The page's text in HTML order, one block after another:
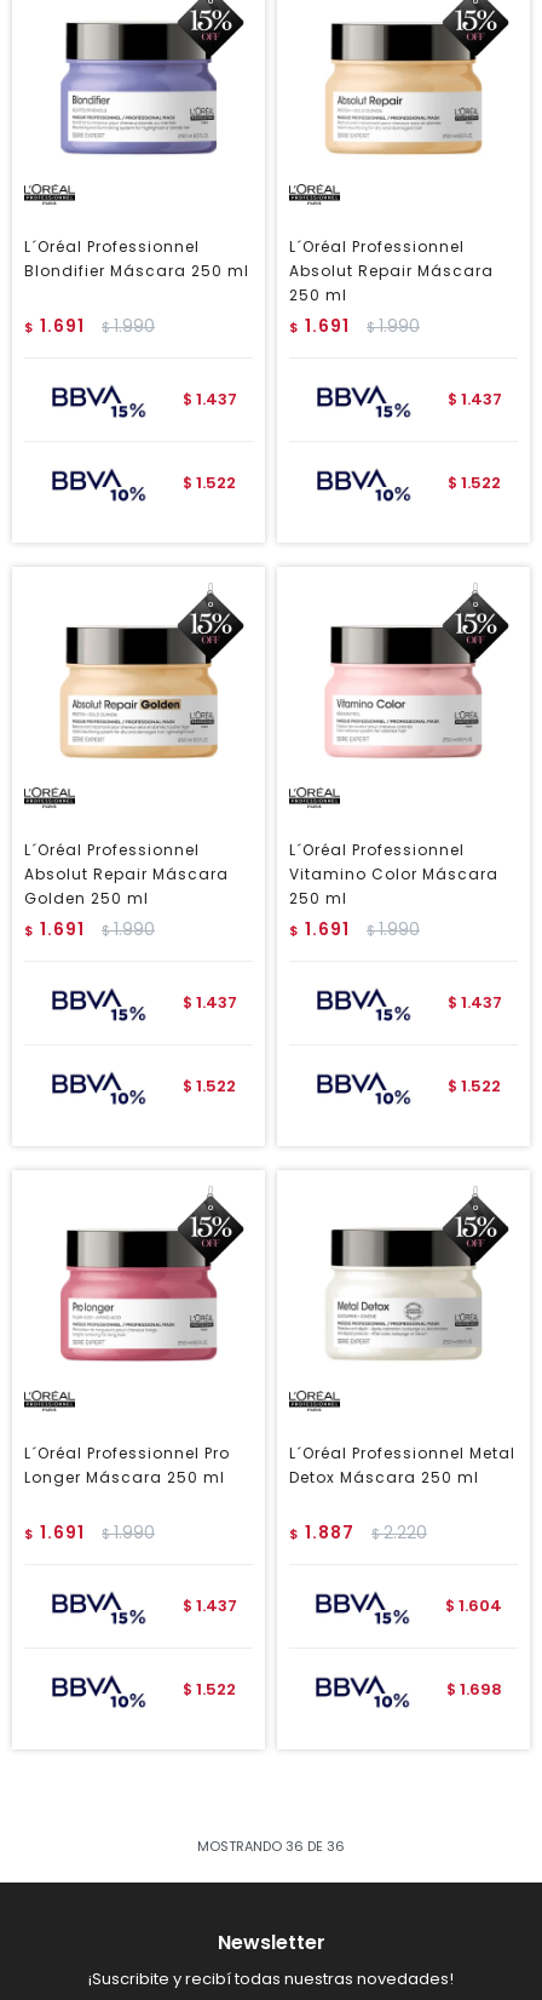
L´Oréal Professionnel
Blondifier Máscara 250 ml
$ 1.691 $1.990
$ 1.437
$ 1.522
L´Oréal Professionnel
Absolut Repair Máscara
250 ml
$ 1.691 $1.990
$ 1.437
$ 1.522
L´Oréal Professionnel
Absolut Repair Máscara
Golden 250 ml
$ 1.691 $1.990
$ 1.437
$ 1.522
L´Oréal Professionnel
Vitamino Color Máscara
250 ml
$ 1.691 $1.990
$ 1.437
$ 1.522
L´Oréal Professionnel Pro
Longer Máscara 250 ml
$ 1.691 $1.990
$ 1.437
$ 1.522
L´Oréal Professionnel Metal
Detox Máscara 250 ml
$ 1.887 $2.220
$ 1.604
$ 1.698
MOSTRANDO36 DE 36
Newsletter
¡Suscribite y recibí todas nuestras novedades!